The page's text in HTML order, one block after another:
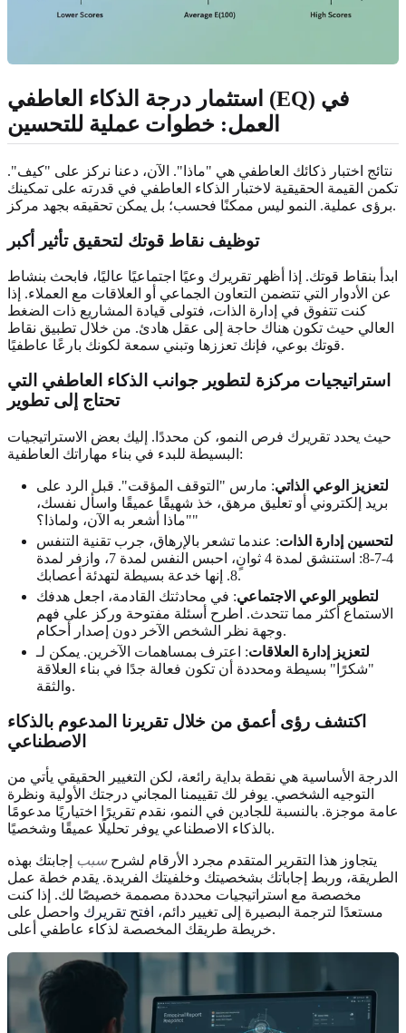
استثمار درجة الذكاء العاطفي (EQ) في
العمل: خطوات عملية للتحسين
نتائج اختبار ذكائك العاطفي هي "ماذا". الآن، دعنا نركز على "كيف".
تكمن القيمة الحقيقية لاختبار الذكاء العاطفي في قدرته على تمكينك
برؤى عملية. النمو ليس ممكنًا فحسب؛ بل يمكن تحقيقه بجهد مركز.
توظيف نقاط قوتك لتحقيق تأثير أكبر
ابدأ بنقاط قوتك. إذا أظهر تقريرك وعيًا اجتماعيًا عاليًا، فابحث بنشاط
عن الأدوار التي تتضمن التعاون الجماعي أو العلاقات مع العملاء. إذا
كنت تتفوق في إدارة الذات، فتولى قيادة المشاريع ذات الضغط
العالي حيث تكون هناك حاجة إلى عقل هادئ. من خلال تطبيق نقاط
قوتك بوعي، فإنك تعززها وتبني سمعة لكونك بارعًا عاطفيًا.
استراتيجيات مركزة لتطوير جوانب الذكاء العاطفي التي
تحتاج إلى تطوير
حيث يحدد تقريرك فرص النمو، كن محددًا. إليك بعض الاستراتيجيات
البسيطة للبدء في بناء مهاراتك العاطفية:
لتعزيز الوعي الذاتي: مارس "التوقف المؤقت". قبل الرد على
بريد إلكتروني أو تعليق مرهق، خذ شهيقًا عميقًا واسأل نفسك،
"ماذا أشعر به الآن، ولماذا؟"
لتحسين إدارة الذات: عندما تشعر بالإرهاق، جرب تقنية التنفس
4-7-8: استنشق لمدة 4 ثوانٍ، احبس النفس لمدة 7، وازفر لمدة
8. إنها خدعة بسيطة لتهدئة أعصابك.
لتطوير الوعي الاجتماعي: في محادثتك القادمة، اجعل هدفك
الاستماع أكثر مما تتحدث. اطرح أسئلة مفتوحة وركز على فهم
وجهة نظر الشخص الآخر دون إصدار أحكام.
لتعزيز إدارة العلاقات: اعترف بمساهمات الآخرين. يمكن لـ
"شكرًا" بسيطة ومحددة أن تكون فعالة جدًا في بناء العلاقة
والثقة.
اكتشف رؤى أعمق من خلال تقريرنا المدعوم بالذكاء
الاصطناعي
الدرجة الأساسية هي نقطة بداية رائعة، لكن التغيير الحقيقي يأتي من
التوجيه الشخصي. يوفر لك تقييمنا المجاني درجتك الأولية ونظرة
عامة موجزة. بالنسبة للجادين في النمو، نقدم تقريرًا اختياريًا مدعومًا
بالذكاء الاصطناعي يوفر تحليلًا عميقًا وشخصيًا.
يتجاوز هذا التقرير المتقدم مجرد الأرقام لشرحسبب إجابتك بهذه
الطريقة، وربط إجاباتك بشخصيتك وخلفيتك الفريدة. يقدم خطة عمل
مخصصة مع استراتيجيات محددة مصممة خصيصًا لك. إذا كنت
مستعدًا لترجمة البصيرة إلى تغيير دائم، افتح تقريرك واحصل على
خريطة طريقك المخصصة لذكاء عاطفي أعلى.